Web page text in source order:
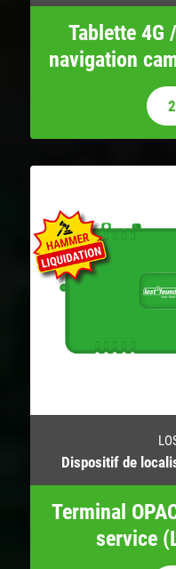
Tablette 4G
navigation
Dispositif de
Terminal
service